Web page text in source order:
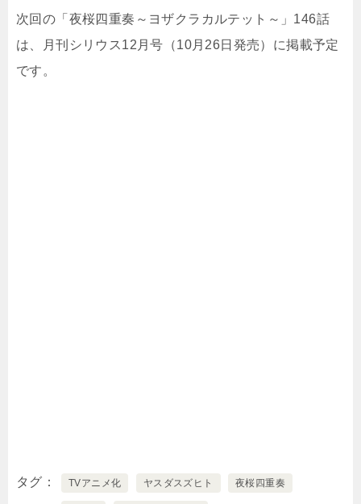
次回の「夜桜四重奏～ヨザクラカルテット～」146話
は、月刊シリウス12月号（10月26日発売）に掲載予定
です。
タグ TVアニメ化 ヤスダスズヒト 夜桜四重奏